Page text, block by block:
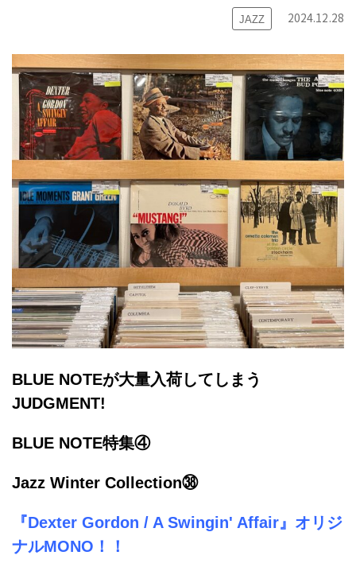
JAZZ 2024.12.28
BLUE NOTEが大量入荷してしまう
JUDGMENT!
BLUE NOTE特集④
Jazz Winter Collection㊳
『Dexter Gordon / A Swingin' Affair』オリジ
ナルMONO！！